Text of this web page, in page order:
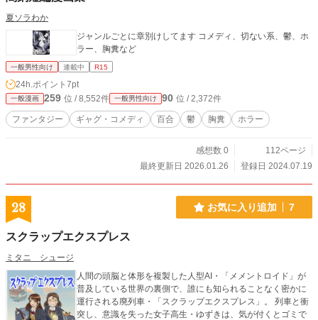
夏ソラわか
ジャンルごとに章別けしてます コメディ、切ない系、鬱、ホ
ラー、胸糞など
一般男性向け 連載中 R15
24h.ポイント 7pt
一般漫画 259 位 / 8,552件 一般男性向け 90 位 / 2,372件
ファンタジー ギャグ・コメディ 百合 鬱 胸糞 ホラー
感想数 0
112ページ
最終更新日 2026.01.26
登録日 2024.07.19
28 お気に入り追加 7
スクラップエクスプレス
ミタニ シュージ
人間の頭脳と体形を複製した人型AI・「メメントロイド」が
普及している世界の裏側で、誰にも知られることなく密かに
運行される廃列車・「スクラップエクスプレス」。 列車と衝
突し、意識を失った女子高生・ゆずきは、気が付くとゴミで